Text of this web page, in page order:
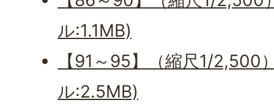
ル:1.1MB)
【91～95】（縮尺1/2,500
ル:2.5MB)